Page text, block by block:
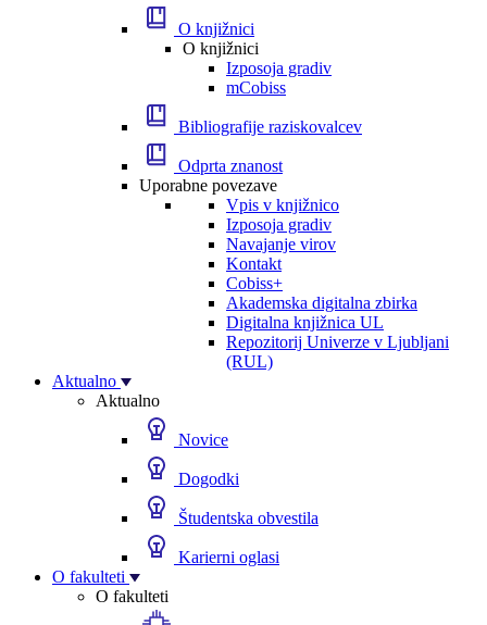
O knjižnici
O knjižnici
Izposoja gradiv
mCobiss
Bibliografije raziskovalcev
Odprta znanost
Uporabne povezave
Vpis v knjižnico
Izposoja gradiv
Navajanje virov
Kontakt
Cobiss+
Akademska digitalna zbirka
Digitalna knjižnica UL
Repozitorij Univerze v Ljubljani
(RUL)
Aktualno
Aktualno
Novice
Dogodki
Študentska obvestila
Karierni oglasi
O fakulteti
O fakulteti